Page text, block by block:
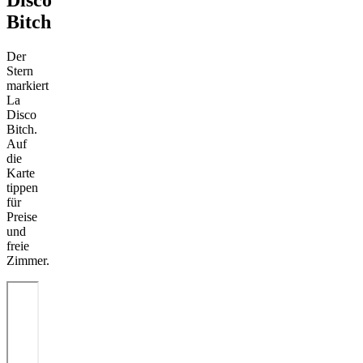
Bitch
Der
Stern
markiert
La
Disco
Bitch.
Auf
die
Karte
tippen
für
Preise
und
freie
Zimmer.